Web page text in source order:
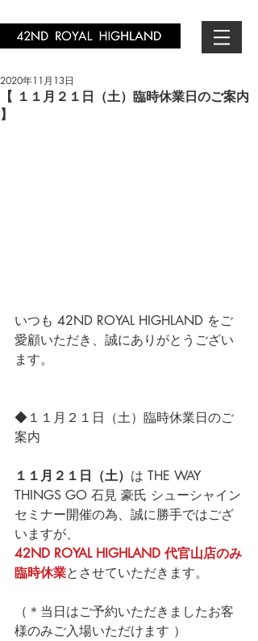
【 １１月２１日（土）臨時休業日のご案内
】
2020年11月13日
いつも 42ND ROYAL HIGHLAND をご
愛顧いただき、誠にありがとうござい
ます。
◆１１月２１日（土）臨時休業日のご
案内
１１月２１日（土） は THE WAY
THINGS GO 石見 豪氏 シューシャイン
セミナー開催の為、誠に勝手ではござ
いますが、
42ND ROYAL HIGHLAND 代官山店のみ
臨時休業とさせていただきます。
（＊当日はご予約いただきましたお客
様のみご入場いただけます ）